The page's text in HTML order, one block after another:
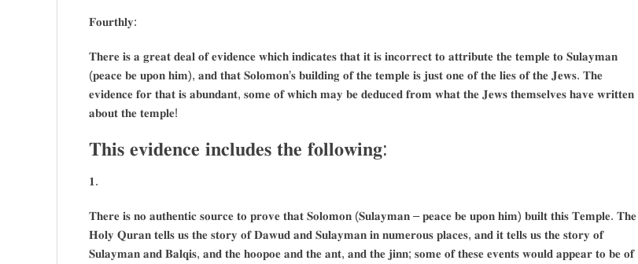
𝐅𝐨𝐮𝐫𝐭𝐡𝐥𝐲:
𝐓𝐡𝐞𝐫𝐞 𝐢𝐬 𝐚 𝐠𝐫𝐞𝐚𝐭 𝐝𝐞𝐚𝐥 𝐨𝐟 𝐞𝐯𝐢𝐝𝐞𝐧𝐜𝐞 𝐰𝐡𝐢𝐜𝐡 𝐢𝐧𝐝𝐢𝐜𝐚𝐭𝐞𝐬 𝐭𝐡𝐚𝐭 𝐢𝐭 𝐢𝐬 𝐢𝐧𝐜𝐨𝐫𝐫𝐞𝐜𝐭 𝐭𝐨 𝐚𝐭𝐭𝐫𝐢𝐛𝐮𝐭𝐞 𝐭𝐡𝐞 𝐭𝐞𝐦𝐩𝐥𝐞 𝐭𝐨 𝐒𝐮𝐥𝐚𝐲𝐦𝐚𝐧
(𝐩𝐞𝐚𝐜𝐞 𝐛𝐞 𝐮𝐩𝐨𝐧 𝐡𝐢𝐦), 𝐚𝐧𝐝 𝐭𝐡𝐚𝐭 𝐒𝐨𝐥𝐨𝐦𝐨𝐧’𝐬 𝐛𝐮𝐢𝐥𝐝𝐢𝐧𝐠 𝐨𝐟 𝐭𝐡𝐞 𝐭𝐞𝐦𝐩𝐥𝐞 𝐢𝐬 𝐣𝐮𝐬𝐭 𝐨𝐧𝐞 𝐨𝐟 𝐭𝐡𝐞 𝐥𝐢𝐞𝐬 𝐨𝐟 𝐭𝐡𝐞 𝐉𝐞𝐰𝐬. 𝐓𝐡𝐞
𝐞𝐯𝐢𝐝𝐞𝐧𝐜𝐞 𝐟𝐨𝐫 𝐭𝐡𝐚𝐭 𝐢𝐬 𝐚𝐛𝐮𝐧𝐝𝐚𝐧𝐭, 𝐬𝐨𝐦𝐞 𝐨𝐟 𝐰𝐡𝐢𝐜𝐡 𝐦𝐚𝐲 𝐛𝐞 𝐝𝐞𝐝𝐮𝐜𝐞𝐝 𝐟𝐫𝐨𝐦 𝐰𝐡𝐚𝐭 𝐭𝐡𝐞 𝐉𝐞𝐰𝐬 𝐭𝐡𝐞𝐦𝐬𝐞𝐥𝐯𝐞𝐬 𝐡𝐚𝐯𝐞 𝐰𝐫𝐢𝐭𝐭𝐞𝐧
𝐚𝐛𝐨𝐮𝐭 𝐭𝐡𝐞 𝐭𝐞𝐦𝐩𝐥𝐞!
𝐓𝐡𝐢𝐬 𝐞𝐯𝐢𝐝𝐞𝐧𝐜𝐞 𝐢𝐧𝐜𝐥𝐮𝐝𝐞𝐬 𝐭𝐡𝐞 𝐟𝐨𝐥𝐥𝐨𝐰𝐢𝐧𝐠:
𝟏.
𝐓𝐡𝐞𝐫𝐞 𝐢𝐬 𝐧𝐨 𝐚𝐮𝐭𝐡𝐞𝐧𝐭𝐢𝐜 𝐬𝐨𝐮𝐫𝐜𝐞 𝐭𝐨 𝐩𝐫𝐨𝐯𝐞 𝐭𝐡𝐚𝐭 𝐒𝐨𝐥𝐨𝐦𝐨𝐧 (𝐒𝐮𝐥𝐚𝐲𝐦𝐚𝐧 – 𝐩𝐞𝐚𝐜𝐞 𝐛𝐞 𝐮𝐩𝐨𝐧 𝐡𝐢𝐦) 𝐛𝐮𝐢𝐥𝐭 𝐭𝐡𝐢𝐬 𝐓𝐞𝐦𝐩𝐥𝐞. 𝐓𝐡𝐞
𝐇𝐨𝐥𝐲 𝐐𝐮𝐫𝐚𝐧 𝐭𝐞𝐥𝐥𝐬 𝐮𝐬 𝐭𝐡𝐞 𝐬𝐭𝐨𝐫𝐲 𝐨𝐟 𝐃𝐚𝐰𝐮𝐝 𝐚𝐧𝐝 𝐒𝐮𝐥𝐚𝐲𝐦𝐚𝐧 𝐢𝐧 𝐧𝐮𝐦𝐞𝐫𝐨𝐮𝐬 𝐩𝐥𝐚𝐜𝐞𝐬, 𝐚𝐧𝐝 𝐢𝐭 𝐭𝐞𝐥𝐥𝐬 𝐮𝐬 𝐭𝐡𝐞 𝐬𝐭𝐨𝐫𝐲 𝐨𝐟
𝐒𝐮𝐥𝐚𝐲𝐦𝐚𝐧 𝐚𝐧𝐝 𝐁𝐚𝐥𝐪𝐢𝐬, 𝐚𝐧𝐝 𝐭𝐡𝐞 𝐡𝐨𝐨𝐩𝐨𝐞 𝐚𝐧𝐝 𝐭𝐡𝐞 𝐚𝐧𝐭, 𝐚𝐧𝐝 𝐭𝐡𝐞 𝐣𝐢𝐧𝐧; 𝐬𝐨𝐦𝐞 𝐨𝐟 𝐭𝐡𝐞𝐬𝐞 𝐞𝐯𝐞𝐧𝐭𝐬 𝐰𝐨𝐮𝐥𝐝 𝐚𝐩𝐩𝐞𝐚𝐫 𝐭𝐨 𝐛𝐞 𝐨𝐟